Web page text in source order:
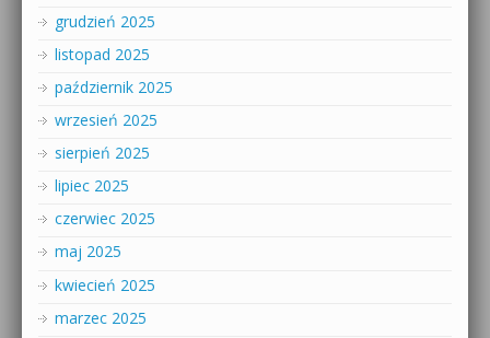
grudzień 2025
listopad 2025
październik 2025
wrzesień 2025
sierpień 2025
lipiec 2025
czerwiec 2025
maj 2025
kwiecień 2025
marzec 2025